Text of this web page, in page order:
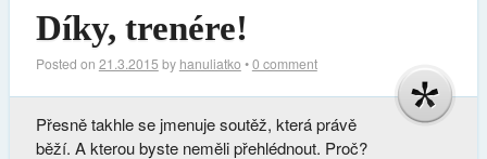
Díky, trenére!
Posted on 21.3.2015 by hanuliatko •0 comment
Přesně takhle se jmenuje soutěž, která právě
běží. A kterou byste neměli přehlédnout. Proč?